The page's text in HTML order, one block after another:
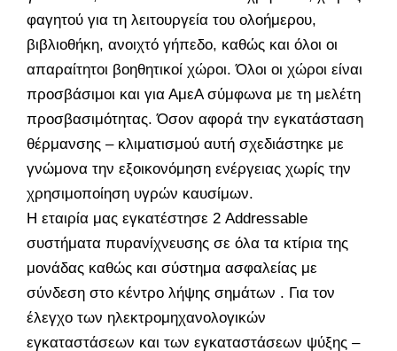
φαγητού για τη λειτουργεία του ολοήμερου,
βιβλιοθήκη, ανοιχτό γήπεδο, καθώς και όλοι οι
απαραίτητοι βοηθητικοί χώροι. Όλοι οι χώροι είναι
προσβάσιμοι και για ΑμεΑ σύμφωνα με τη μελέτη
προσβασιμότητας. Όσον αφορά την εγκατάσταση
θέρμανσης – κλιματισμού αυτή σχεδιάστηκε με
γνώμονα την εξοικονόμηση ενέργειας χωρίς την
χρησιμοποίηση υγρών καυσίμων.
Η εταιρία μας εγκατέστησε 2 Addressable
συστήματα πυρανίχνευσης σε όλα τα κτίρια της
μονάδας καθώς και σύστημα ασφαλείας με
σύνδεση στο κέντρο λήψης σημάτων . Για τον
έλεγχο των ηλεκτρομηχανολογικών
εγκαταστάσεων και των εγκαταστάσεων ψύξης –